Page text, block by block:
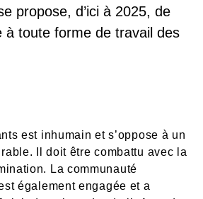
propose, d’ici à 2025, de
à toute forme de travail des
est inhumain et s’oppose à un
Il doit être combattu avec la
La communauté
également engagée et a